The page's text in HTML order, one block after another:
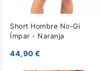
Short Hombre No-Gi
Ímpar - Naranja
44,90 €